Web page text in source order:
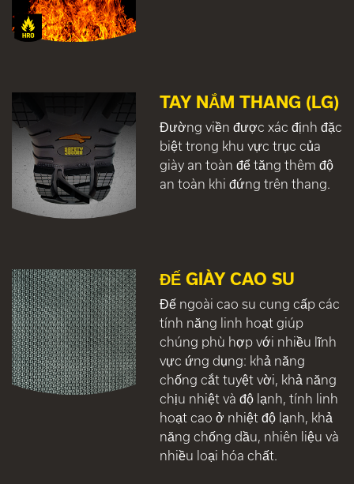
TAY NẮM THANG (LG)
Đường viền được xác định đặc
biệt trong khu vực trục của
giày an toàn để tăng thêm độ
an toàn khi đứng trên thang.
ĐẾ GIÀY CAO SU
Đế ngoài cao su cung cấp các
tính năng linh hoạt giúp
chúng phù hợp với nhiều lĩnh
vực ứng dụng: khả năng
chống cắt tuyệt vời, khả năng
chịu nhiệt và độ lạnh, tính linh
hoạt cao ở nhiệt độ lạnh, khả
năng chống dầu, nhiên liệu và
nhiều loại hóa chất.